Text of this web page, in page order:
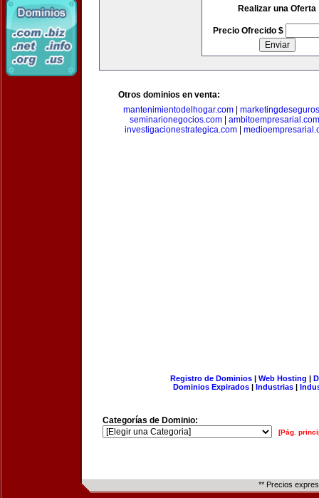
Realizar una Oferta
Precio Ofrecido $
Otros dominios en venta:
mantenimientodelhogar.com|
seminarionegocios.com| ambitoempresarial.com
investigacionestrategica.com
Registro de Dominios| Web Hosting |
Dominios Expirados | Industrias |
Categorías de Dominio:
[Pág.
** Precios